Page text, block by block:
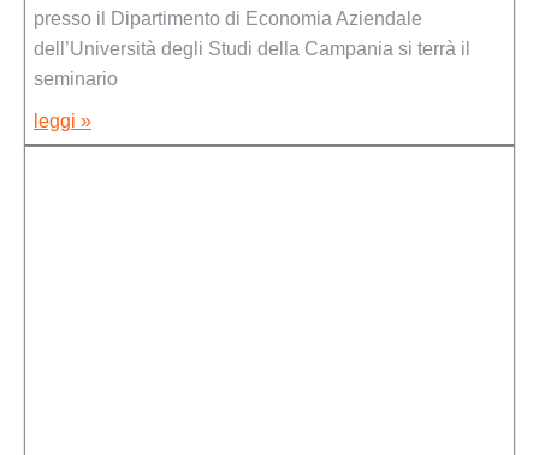
presso il Dipartimento di Economia Aziendale
dell’Università degli Studi della Campania si terrà il
seminario
leggi »